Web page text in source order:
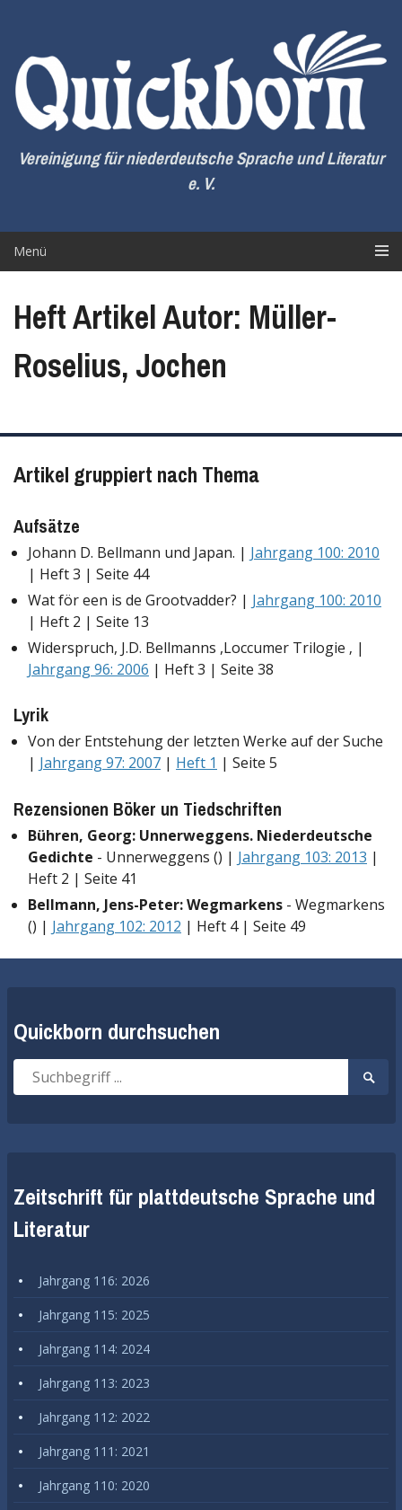
springen
Vereinigung für niederdeutsche Sprache und Literatur
e. V.
Menü
Heft Artikel Autor: Müller-
Roselius, Jochen
Artikel gruppiert nach Thema
Aufsätze
Johann D. Bellmann und Japan. | Jahrgang 100: 2010
| Heft 3 | Seite 44
Wat för een is de Grootvadder? | Jahrgang 100: 2010
| Heft 2 | Seite 13
Widerspruch, J.D. Bellmanns ,Loccumer Trilogie ‚ |
Jahrgang 96: 2006 | Heft 3 | Seite 38
Lyrik
Von der Entstehung der letzten Werke auf der Suche
| Jahrgang 97: 2007 | Heft 1 | Seite 5
Rezensionen Böker un Tiedschriften
Bühren, Georg: Unnerweggens. Niederdeutsche
Gedichte - Unnerweggens () | Jahrgang 103: 2013 |
Heft 2 | Seite 41
Bellmann, Jens-Peter: Wegmarkens - Wegmarkens
() | Jahrgang 102: 2012 | Heft 4 | Seite 49
Quickborn durchsuchen
Suche
nach:
Suche
Zeitschrift für plattdeutsche Sprache und
Literatur
Jahrgang 116: 2026
Jahrgang 115: 2025
Jahrgang 114: 2024
Jahrgang 113: 2023
Jahrgang 112: 2022
Jahrgang 111: 2021
Jahrgang 110: 2020